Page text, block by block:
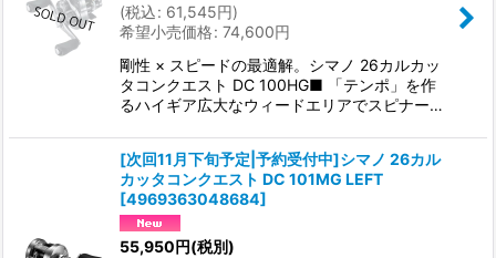
(税込: 61,545円)
希望小売価格: 74,600円
剛性 × スピードの最適解。シマノ 26カルカッ
タコンクエスト DC 100HG■ 「テンポ」を作
るハイギア広大なウィードエリアでスピナー…
[次回11月下旬予定|予約受付中]シマノ 26カル
カッタコンクエスト DC 101MG LEFT
[4969363048684]
55,950円(税別)